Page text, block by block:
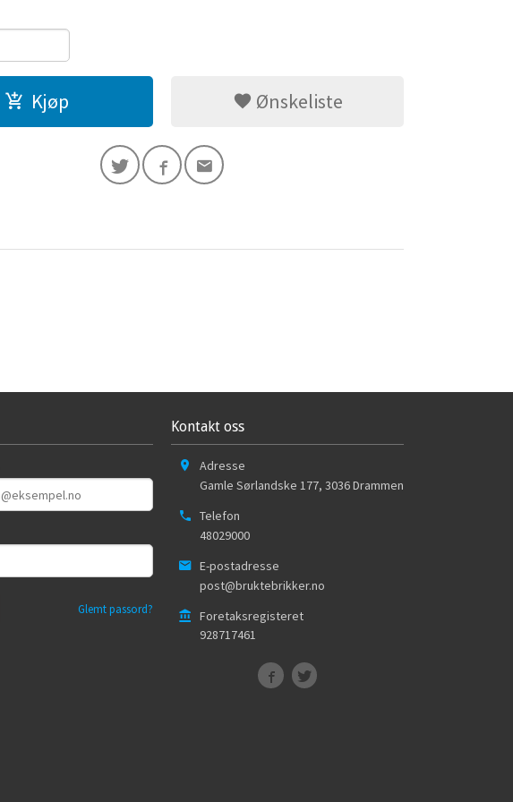
Kjøp Ønskeliste
Glemt passord?
Kontakt oss
Adresse
Gamle Sørlandske 177, 3036Drammen
Telefon
48029000
E-postadresse
post@bruktebrikker.no
Foretaksregisteret
928717461